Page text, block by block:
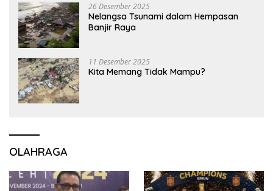
26 Desember 2025
Nelangsa Tsunami dalam Hempasan
Banjir Raya
11 Desember 2025
Kita Memang Tidak Mampu?
OLAHRAGA